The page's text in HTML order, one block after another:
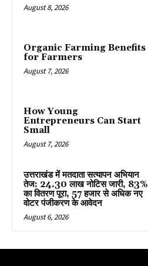
August 8, 2026
Organic Farming Benefits
for Farmers
August 7, 2026
How Young
Entrepreneurs Can Start
Small
August 7, 2026
उत्तराखंड में मतदाता सत्यापन अभियान
तेज: 24.30 लाख नोटिस जारी, 83%
का वितरण पूरा, 57 हजार से अधिक नए
वोटर पंजीकरण के आवेदन
August 6, 2026